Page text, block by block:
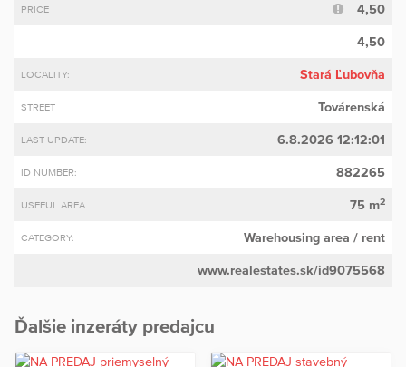
PRICE 4,50
4,50
LOCALITY: Stará Ľubovňa
STREET Továrenská
LAST UPDATE: 6.8.2026 12:12:01
ID NUMBER: 882265
USEFUL AREA 75 m2
CATEGORY: Warehousing area / rent
www.realestates.sk/id9075568
Ďalšie inzeráty predajcu